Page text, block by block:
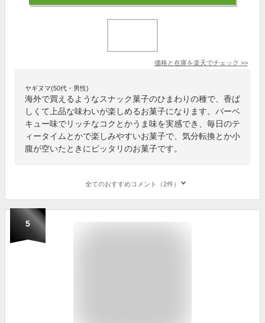
価格と在庫を楽天でチェック >>
ヤギヌマ(50代・男性)
海外で買えるようなスナック菓子のひまわりの種で、香ば
しくて上品な味わいが楽しめるお菓子になります。バーベ
キュー味でリッチなコクとかうま味を実感でき、毎日のテ
ィータイムとかで楽しみやすいお菓子で、気分転換とか小
腹が空いたときにピッタリのお菓子です。
全てのおすすめコメント（2件）
5